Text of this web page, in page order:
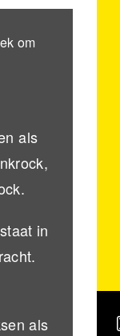
om
als
in
als